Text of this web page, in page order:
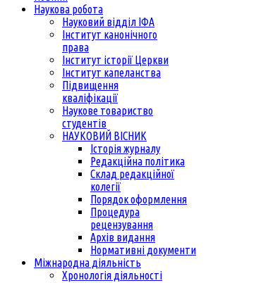
Наукова робота
Науковий відділ ІФА
Інститут канонічного
права
Інститут історії Церкви
Інститут капеланства
Підвищення
кваліфікації
Наукове товариство
студентів
НАУКОВИЙ ВІСНИК
Історія журналу
Редакційна політика
Склад редакційної
колегії
Порядок оформлення
Процедура
рецензування
Архів видання
Нормативні документи
Міжнародна діяльність
Хронологія діяльності